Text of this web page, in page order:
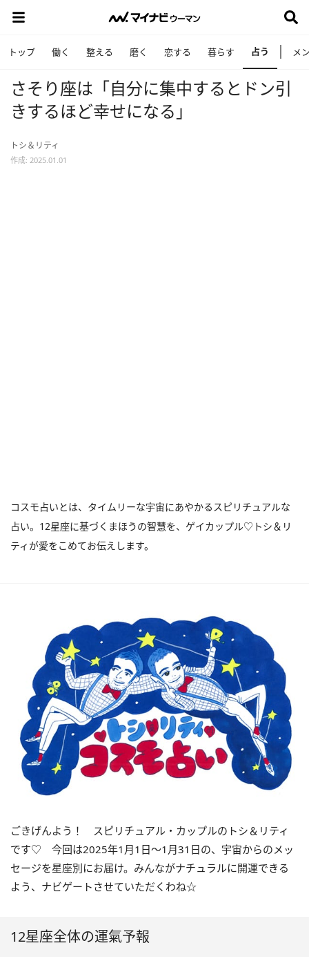
トップ 働く 整える 磨く 恋する 暮らす 占う メ
さそり座は「自分に集中するとドン引
きするほど幸せになる」
トシ＆リティ
作成: 2025.01.01
コスモ占いとは、タイムリーな宇宙にあやかるスピリチュアルな
占い。12星座に基づくまほうの智慧を、ゲイカップル♡トシ＆リ
ティが愛をこめてお伝えします。
ごきげんよう！ スピリチュアル・カップルのトシ＆リティ
です♡ 今回は2025年1 月1 日〜1 月31 日の、宇宙からのメッ
セージを星座別にお届け。みんながナチュラルに開運できる
よう、ナビゲートさせていただくわね☆
12星座全体の運氣予報